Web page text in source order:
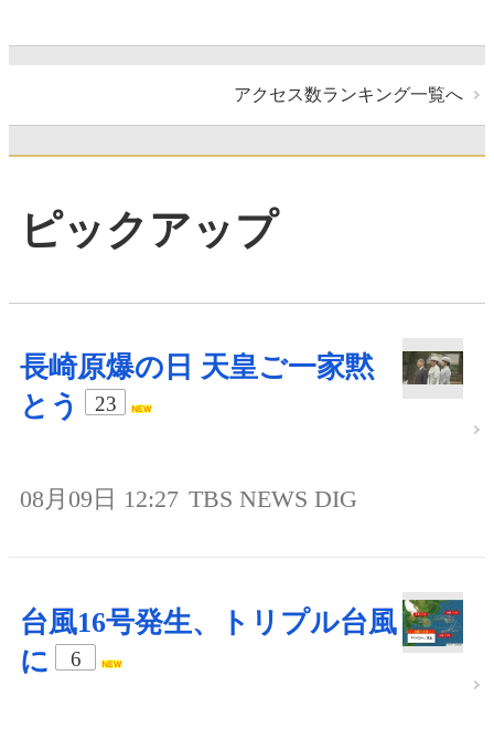
アクセス数ランキング一覧へ
ピックアップ
長崎原爆の日 天皇ご一家黙
とう
23
08月09日 12:27 TBS NEWS DIG
台風16号発生、トリプル台風
に
6